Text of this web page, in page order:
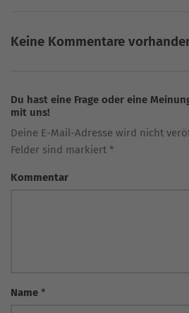
Keine Kommentare
Du hast eine Frage oder eine
mit uns!
Deine E-Mail-Adresse wird nicht
Felder sind markiert *
Kommentar
Name *